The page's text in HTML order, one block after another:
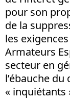
pour son
de la
les exigences
Armateurs
secteur en
l’ébauche
« inquiétants